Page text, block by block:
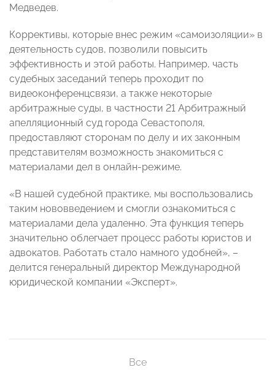
Медведев.
Коррективы, которые внес режим «самоизоляции» в
деятельность судов, позволили повысить
эффективность и этой работы. Например, часть
судебных заседаний теперь проходит по
видеоконференцсвязи, а также некоторые
арбитражные суды, в частности 21 Арбитражный
апелляционный суд города Севастополя,
предоставляют сторонам по делу и их законным
представителям возможность знакомиться с
материалами дел в онлайн-режиме.
«В нашей судебной практике, мы воспользовались
таким нововведением и смогли ознакомиться с
материалами дела удаленно. Эта функция теперь
значительно облегчает процесс работы юристов и
адвокатов. Работать стало намного удобней», –
делится генеральный директор Международной
юридической компании «Эксперт».
Все